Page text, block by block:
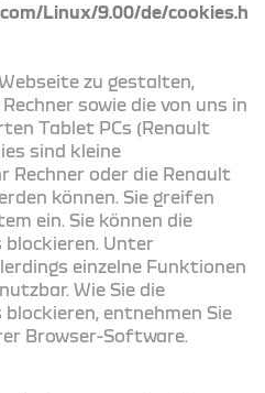
Linux/9.00/de/cookies.h
zu gestalten,
sowie die von uns in
Tablet PCs (Renault
sind kleine
Rechner oder die Renault
können. Sie greifen
ein. Sie können die
blockieren. Unter
einzelne Funktionen
Wie Sie die
blockieren, entnehmen Sie
Browser-Software.